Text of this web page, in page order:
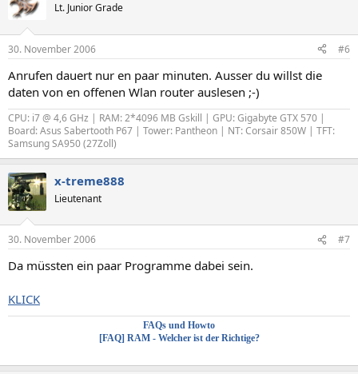
Lt. Junior Grade
30. November 2006 #6
Anrufen dauert nur en paar minuten. Ausser du willst die
daten von en offenen Wlan router auslesen ;-)
CPU: i7 @ 4,6 GHz | RAM: 2*4096 MB Gskill | GPU: Gigabyte GTX 570 |
Board: Asus Sabertooth P67 | Tower: Pantheon | NT: Corsair 850W | TFT:
Samsung SA950 (27Zoll)
x-treme888
Lieutenant
30. November 2006 #7
Da müssten ein paar Programme dabei sein.
KLICK
FAQs und Howto
[FAQ] RAM - Welcher ist der Richtige?